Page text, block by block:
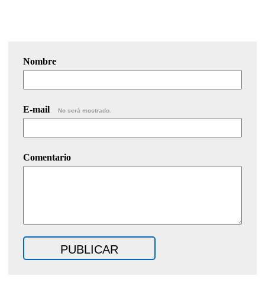
Nombre
E-mail No será mostrado.
Comentario